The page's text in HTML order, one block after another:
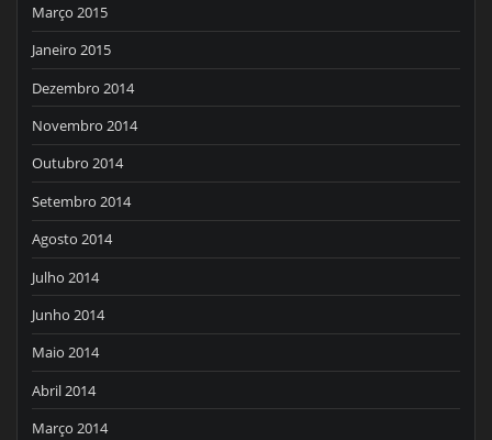
Março 2015
Janeiro 2015
Dezembro 2014
Novembro 2014
Outubro 2014
Setembro 2014
Agosto 2014
Julho 2014
Junho 2014
Maio 2014
Abril 2014
Março 2014